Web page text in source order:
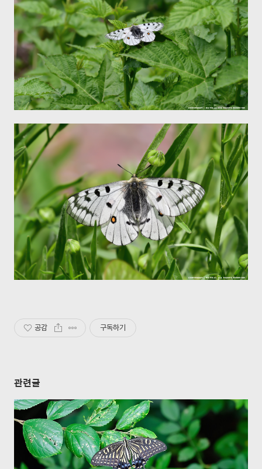
공감 구독하기
관련글